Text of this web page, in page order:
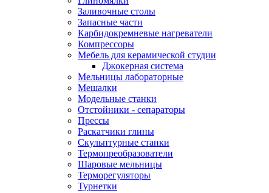
Заливочные столы
Запасные части
Карбидокремневые нагреватели
Компрессоры
Мебель для керамической студии
Джокерная система
Мельницы лабораторные
Мешалки
Модельные станки
Отстойники - сепараторы
Прессы
Раскатчики глины
Скульптурные станки
Термопреобразователи
Шаровые мельницы
Терморегуляторы
Турнетки